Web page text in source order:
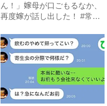
ん！」嫁母が口ごもるなか、
再度嫁が話し出した！ #常識